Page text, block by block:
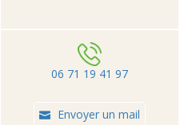
06 71 19 41 97
Envoyer un mail